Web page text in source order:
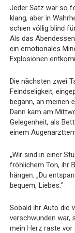
Jeder Satz war so
klang, aber in
schien völlig blind
Als das
ein emotionales
Explosionen
Die nächsten zwei
Feindseligkeit,
begann, an meinen
Dann kam am
Gelegenheit, als
einem
„Wir sind in einer
fröhlichem Ton, ihr
hängen. „Du
bequem, Liebes.“
Sobald ihr Auto die
verschwunden war,
mein Herz raste vor